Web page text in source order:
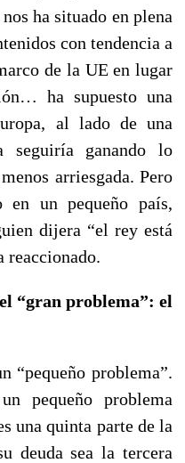
ha situado en plena
con tendencia a
de la UE en lugar
ha supuesto una
al lado de una
seguiría ganando lo
arriesgada. Pero
en un pequeño país,
dijera “el rey está
reaccionado.
“gran problema”: el
“pequeño problema”.
pequeño problema
una quinta parte de la
deuda sea la tercera